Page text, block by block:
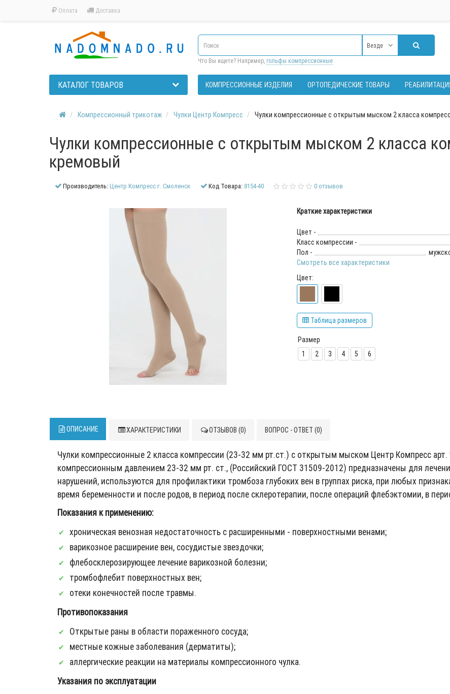
Оплата Доставка
Везде
Что Вы ищете? Например, гольфы компрессионные
КАТАЛОГ ТОВАРОВ КОМПРЕССИОННЫЕ ИЗДЕЛИЯ ОРТОПЕДИЧЕСКИЕ ТОВАРЫ
Компрессионный трикотаж Чулки Центр Компресс Чулки компрессионные с открытым мыском 2 класса
Чулки компрессионные с открытым мыском 2 класса
кремовый
Производитель:Центр Компресс г. Смоленск Код Товара: 8154-40 0 отзывов
Краткие характеристики
Цвет -
Класс компрессии -
Пол -
Смотреть все характеристики
Цвет:
Таблица размеров
Размер
1
2 3 4 5 6
ОПИСАНИЕ ХАРАКТЕРИСТИКИ ОТЗЫВОВ (0) ВОПРОС - ОТВЕТ (0)
Чулки компрессионные 2 класса компрессии (23-32 мм рт.ст.) с открытым мыском Центр Компресс арт.
компрессионным давлением 23-32 мм рт. ст., (Российский ГОСТ 31509-2012) предназначены для
нарушений, используются для профилактики тромбоза глубоких вен в группах риска, при любых
время беременности и после родов, в период после склеротерапии, после операций флебэктомии, в
Показания к применению:
хроническая венозная недостаточность с расширенными - поверхностными венами;
варикозное расширение вен, сосудистые звездочки;
флебосклерозирующее лечение варикозной болезни;
тромбофлебит поверхностных вен;
отеки конечностей после травмы.
Противопоказания
Открытые раны в области пораженного сосуда;
местные кожные заболевания (дерматиты);
аллергические реакции на материалы компрессионного чулка.
Указания по эксплуатации